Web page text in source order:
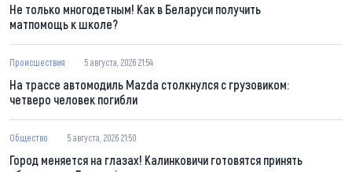
Не только многодетным! Как в Беларуси получить
матпомощь к школе?
Происшествия 5 августа, 2026 21:54
На трассе автомодиль Mazda столкнулся с грузовиком:
четверо человек погибли
Общество 5 августа, 2026 21:50
Город меняется на глазах! Калинковичи готовятся принять